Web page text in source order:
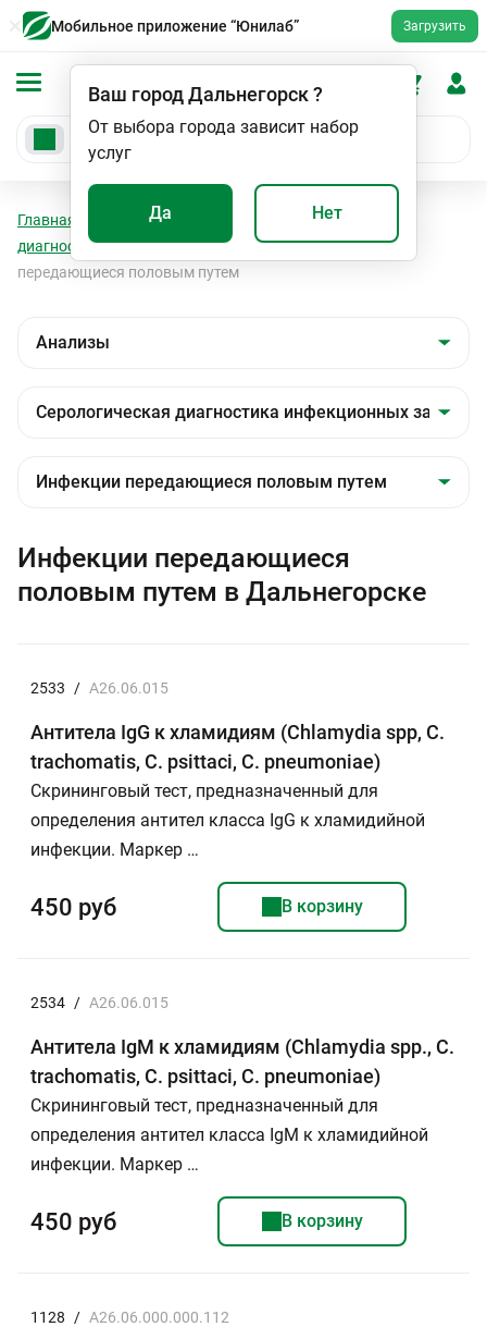
Мобильное приложение “Юнилаб” Загрузить
Ваш городДальнегорск?
От выбора города зависит набор
услуг
Да Нет
Главная Анализы
Серологическая
диагностика инфекционных заболеваний
Инфекции
передающиеся половым путем
Инфекции передающиеся
половым путем в Дальнегорске
2533 / A26.06.015
Антитела IgG к хламидиям (Chlamydia spp, C.
trachomatis, C. psittaci, C. pneumoniae)
Скрининговый тест, предназначенный для
определения антител класса IgG к хламидийной
инфекции. Маркер …
450 руб В корзину
2534 / A26.06.015
Антитела IgM к хламидиям (Chlamydia spp., C.
trachomatis, C. psittaci, C. pneumoniae)
Скрининговый тест, предназначенный для
определения антител класса IgМ к хламидийной
инфекции. Маркер …
450 руб В корзину
1128 / А26.06.000.000.112